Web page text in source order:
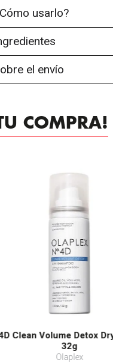
usarlo?
el envío
COMPRA!
Clean Volume Detox
32g
Olaplex